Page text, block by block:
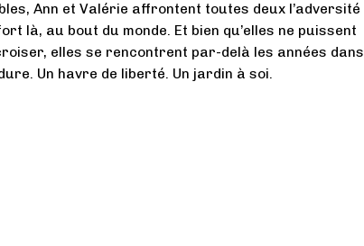
Ann et Valérie affrontent toutes deux l’adversité
là, au bout du monde. Et bien qu’elles ne puissent
elles se rencontrent par-delà les années dans
Un havre de liberté. Un jardin à soi.